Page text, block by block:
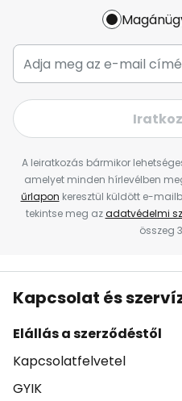
A leiratkozás bármikor
amelyet minden hírlevélben
űrlapon keresztül küldött e-
tekintse meg azadatvédelmi
összeg
Kapcsolat és
Elállás a szerződéstől
Kapcsolatfelvetel
GYIK